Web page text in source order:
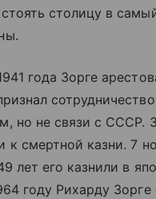
столицу в
года Зорге
но не связи с СССР.
к смертной казни. 7
лет его казнили в
году Рихарду Зорге